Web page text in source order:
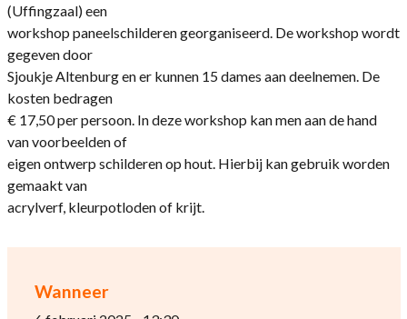
Wanneer
(Uffingzaal) een
workshop paneelschilderen georganiseerd. De workshop wordt
gegeven door
Sjoukje Altenburg en er kunnen 15 dames aan deelnemen. De
kosten bedragen
€ 17,50 per persoon. In deze workshop kan men aan de hand
van voorbeelden of
eigen ontwerp schilderen op hout. Hierbij kan gebruik worden
gemaakt van
acrylverf, kleurpotloden of krijt.